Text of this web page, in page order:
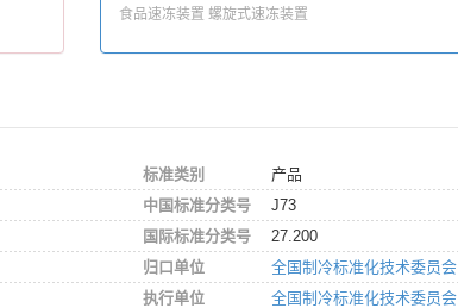
食品速冻装置 螺旋式速冻装置
标准类别
产品
中国标准分类号
J73
国际标准分类号
27.200
归口单位
全国制冷标准化技术委员会
执行单位
全国制冷标准化技术委员会